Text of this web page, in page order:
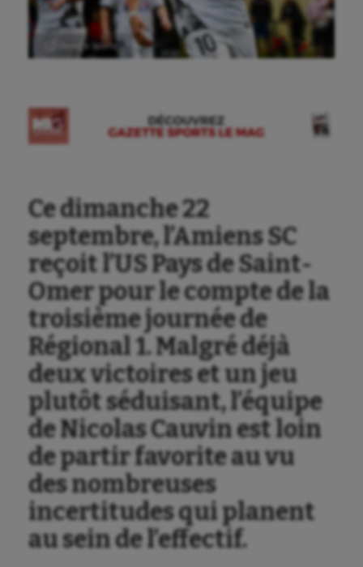
Ⓒ Gazette Sports
Ce dimanche 22
septembre, l’Amiens SC
reçoit l’US Pays de Saint-
Omer pour le compte de la
troisième journée de
Régional 1. Malgré déjà
deux victoires et un jeu
plutôt séduisant, l’équipe
de Nicolas Cauvin est loin
de partir favorite au vu
des nombreuses
incertitudes qui planent
au sein de l’effectif.